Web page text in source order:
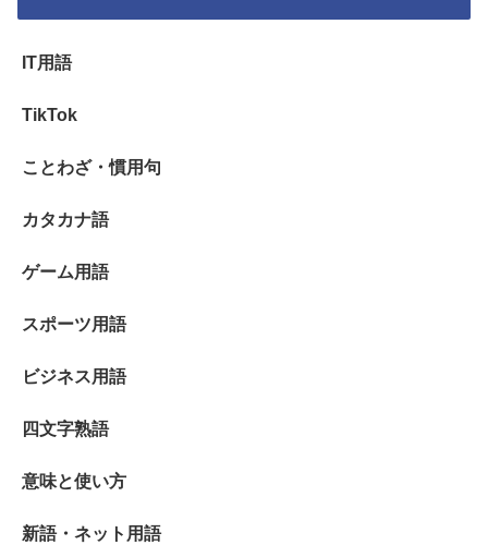
IT用語
TikTok
ことわざ・慣用句
カタカナ語
ゲーム用語
スポーツ用語
ビジネス用語
四文字熟語
意味と使い方
新語・ネット用語